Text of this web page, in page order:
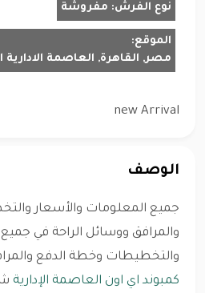
نوع الفرش: مفروشة
الموقع:
مصر, القاهرة, العاصمة الادارية
new Arrival
الوصف
جميع المعلومات والأسعار
والمرافق ووسائل الراحة في
والتخطيطات وخطة الدفع
كمبوند اي اون العاصمة الإدارية